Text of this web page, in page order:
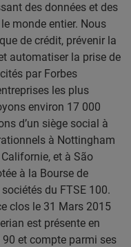
des données et des
monde entier. Nous
de crédit, prévenir la
automatiser la prise de
par Forbes
les plus
environ 17 000
d’un siège social à
à Nottingham
et à São
à la Bourse de
du FTSE 100.
clos le 31 Mars 2015
est présente en
et compte parmi ses